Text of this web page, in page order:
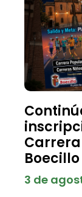
Boecillo
3 de